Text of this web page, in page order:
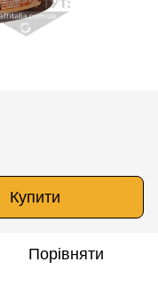
Купити
Порівняти